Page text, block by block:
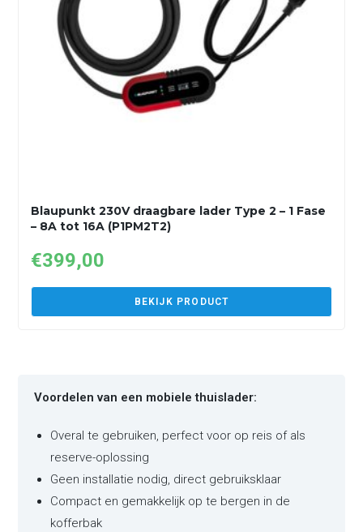
Blaupunkt 230V draagbare lader Type 2 – 1 Fase
– 8A tot 16A (P1PM2T2)
€399,00
BEKIJK PRODUCT
Voordelen van een mobiele thuislader:
Overal te gebruiken, perfect voor op reis of als
reserve-oplossing
Geen installatie nodig, direct gebruiksklaar
Compact en gemakkelijk op te bergen in de
kofferbak